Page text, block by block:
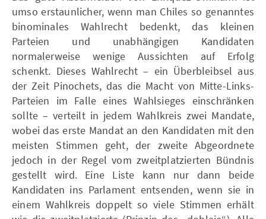
umso erstaunlicher, wenn man Chiles so genanntes
binominales Wahlrecht bedenkt, das kleinen
Parteien und unabhängigen Kandidaten
normalerweise wenige Aussichten auf Erfolg
schenkt. Dieses Wahlrecht – ein Überbleibsel aus
der Zeit Pinochets, das die Macht von Mitte-Links-
Parteien im Falle eines Wahlsieges einschränken
sollte – verteilt in jedem Wahlkreis zwei Mandate,
wobei das erste Mandat an den Kandidaten mit den
meisten Stimmen geht, der zweite Abgeordnete
jedoch in der Regel vom zweitplatzierten Bündnis
gestellt wird. Eine Liste kann nur dann beide
Kandidaten ins Parlament entsenden, wenn sie in
einem Wahlkreis doppelt so viele Stimmen erhält